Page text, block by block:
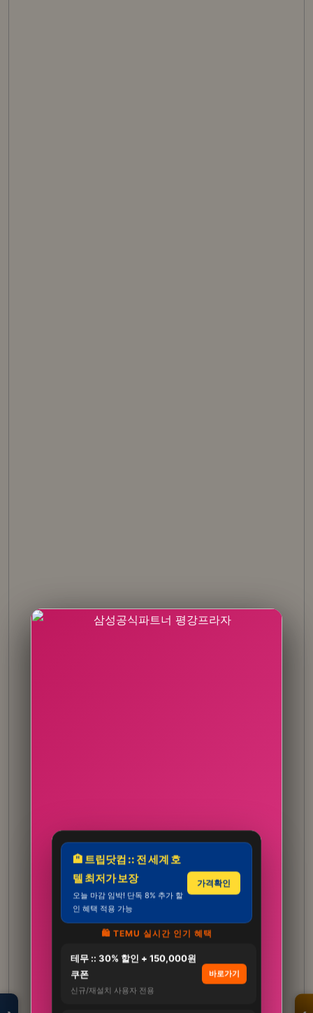
🏨 트립닷컴 :: 전 세계 호
텔 최저가 보장
오늘 마감 임박! 단독 8% 추가 할
인 혜택 적용 가능
가격확인
🛍️ TEMU 실시간 인기 혜택
테무 :: 30% 할인 + 150,000원
쿠폰
신규/재설치 사용자 전용
바로가기